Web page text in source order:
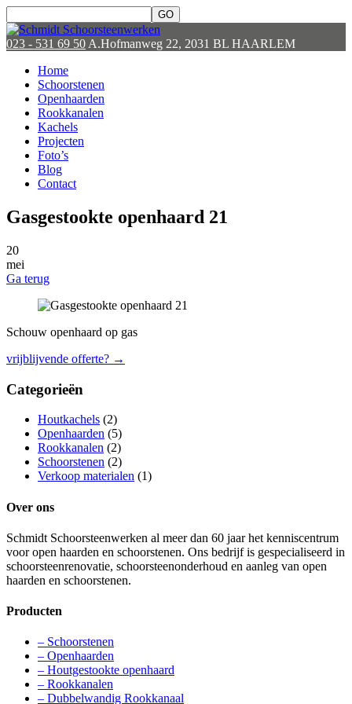
023 - 531 69 50 A.Hofmanweg 22, 2031 BL HAARLEM
Home
Schoorstenen
Openhaarden
Rookkanalen
Kachels
Projecten
Foto’s
Blog
Contact
Gasgestookte openhaard 21
20
mei
Ga terug
Schouw openhaard op gas
vrijblijvende offerte? →
Categorieën
Houtkachels (2)
Openhaarden (5)
Rookkanalen (2)
Schoorstenen (2)
Verkoop materialen (1)
Over ons
Schmidt Schoorsteenwerken al meer dan 60 jaar het kenniscentrum
voor open haarden en schoorstenen. Ons bedrijf is gespecialiseerd in
schoorsteenrenovatie, schoorsteenonderhoud en aanleg van open
haarden en schoorstenen.
Producten
– Schoorstenen
– Openhaarden
– Houtgestookte openhaard
– Rookkanalen
– Dubbelwandig Rookkanaal